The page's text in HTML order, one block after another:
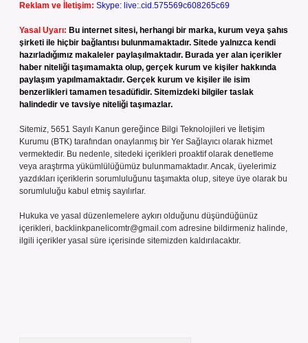
Reklam ve İletişim: Skype: live:.cid.575569c608265c69
Yasal Uyarı: Bu internet sitesi, herhangi bir marka, kurum veya şahıs
şirketi ile hiçbir bağlantısı bulunmamaktadır. Sitede yalnızca kendi
hazırladığımız makaleler paylaşılmaktadır. Burada yer alan içerikler
haber niteliği taşımamakta olup, gerçek kurum ve kişiler hakkında
paylaşım yapılmamaktadır. Gerçek kurum ve kişiler ile isim
benzerlikleri tamamen tesadüfidir. Sitemizdeki bilgiler taslak
halindedir ve tavsiye niteliği taşımazlar.
Sitemiz, 5651 Sayılı Kanun gereğince Bilgi Teknolojileri ve İletişim
Kurumu (BTK) tarafından onaylanmış bir Yer Sağlayıcı olarak hizmet
vermektedir. Bu nedenle, sitedeki içerikleri proaktif olarak denetleme
veya araştırma yükümlülüğümüz bulunmamaktadır. Ancak, üyelerimiz
yazdıkları içeriklerin sorumluluğunu taşımakta olup, siteye üye olarak bu
sorumluluğu kabul etmiş sayılırlar.
Hukuka ve yasal düzenlemelere aykırı olduğunu düşündüğünüz
içerikleri, backlinkpanelicomtr@gmail.com adresine bildirmeniz halinde,
ilgili içerikler yasal süre içerisinde sitemizden kaldırılacaktır.